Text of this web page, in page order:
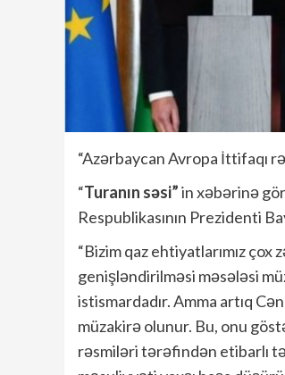
“Azərbaycan Avropa İttifaqı
“Turanın səsi”in xəbərinə
Respublikasının Prezidenti
“Bizim qaz ehtiyatlarımız
genişləndirilməsi məsələsi
istismardadır. Amma artıq
müzakirə olunur. Bu, onu
rəsmiləri tərəfindən etibarlı